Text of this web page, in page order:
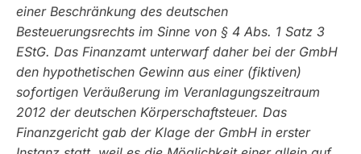
einer Beschränkung des deutschen
Besteuerungsrechts im Sinne von § 4 Abs. 1 Satz 3
EStG. Das Finanzamt unterwarf daher bei der GmbH
den hypothetischen Gewinn aus einer (fiktiven)
sofortigen Veräußerung im Veranlagungszeitraum
2012 der deutschen Körperschaftsteuer. Das
Finanzgericht gab der Klage der GmbH in erster